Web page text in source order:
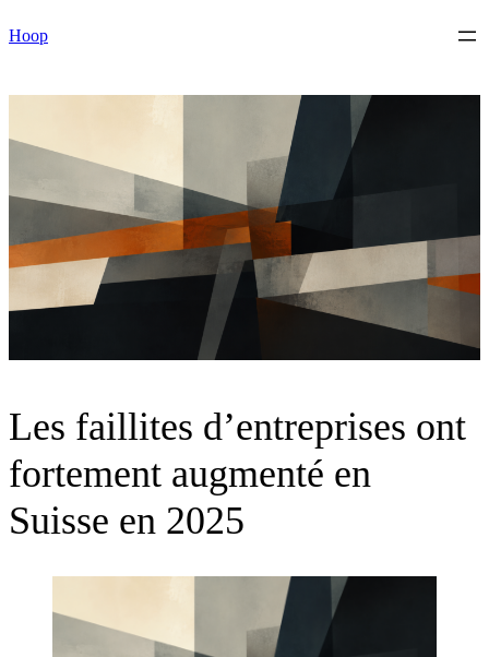
to
Hoop
Les faillites d’entreprises ont
fortement augmenté en
Suisse en 2025